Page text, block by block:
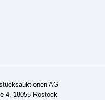
AG
4, 18055 Rostock